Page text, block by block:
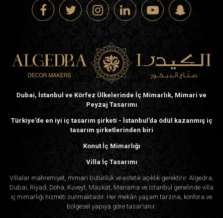
Dubai, İstanbul ve Körfez Ülkelerinde İç Mimarlık, Mimari ve
Peyzaj Tasarımı
Türkiye’de en iyi iç tasarım şirketi - İstanbul’da ödül kazanmış iç
tasarım şirketlerinden biri
Konut İç Mimarlığı
Villa İç Tasarımı
Villalar mahremiyet, mimari bütünlük ve estetik açıklık gerektirir. Algedra,
Dubai, Riyad, Doha, Kuveyt, Maskat, Manama ve İstanbul genelinde villa
iç mimarlığı hizmeti sunmaktadır. Her mekân yaşam tarzına, konfora ve
bölgesel yapıya göre tasarlanır.